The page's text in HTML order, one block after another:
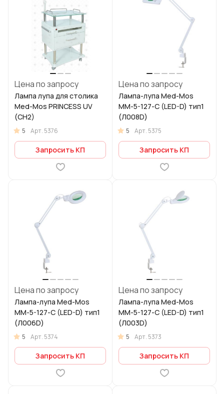
Цена по запросу
Лампа лупа для столика
Med-Mos PRINCESS UV
(СН2)
5 Арт. 5376
Запросить КП
Цена по запросу
Лампа-лупа Med-Mos
ММ-5-127-С (LED-D) тип1
(Л008D)
5 Арт. 5375
Запросить КП
Цена по запросу
Лампа-лупа Med-Mos
ММ-5-127-С (LED-D) тип1
(Л006D)
5 Арт. 5374
Запросить КП
Цена по запросу
Лампа-лупа Med-Mos
ММ-5-127-С (LED-D) тип1
(Л003D)
5 Арт. 5373
Запросить КП